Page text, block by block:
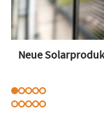
Neue